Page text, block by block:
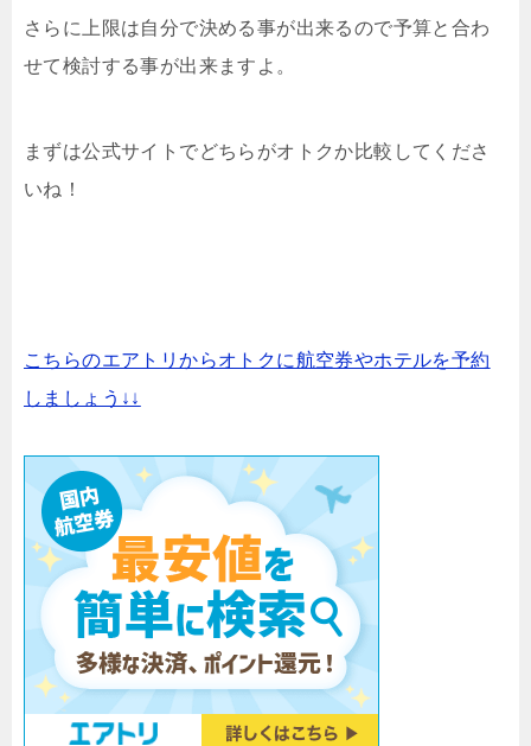
さらに上限は自分で決める事が出来るので予算と合わ
せて検討する事が出来ますよ。
まずは公式サイトでどちらがオトクか比較してくださ
いね！
こちらのエアトリからオトクに航空券やホテルを予約
しましょう↓↓